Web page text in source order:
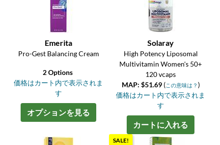
Emerita
Pro-Gest Balancing Cream
2 Options
価格はカート内で表示されま
す
オプションを見る
Solaray
High Potency Liposomal
Multivitamin Women's 50+
120 vcaps
MAP: $51.69 (この意味は？ )
価格はカート内で表示されま
す
カートに入れる
SALE!